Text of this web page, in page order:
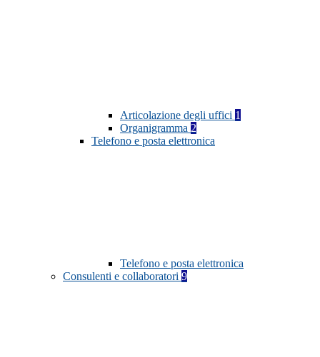
Articolazione degli uffici 1
Organigramma 2
Telefono e posta elettronica
Telefono e posta elettronica
Consulenti e collaboratori 9